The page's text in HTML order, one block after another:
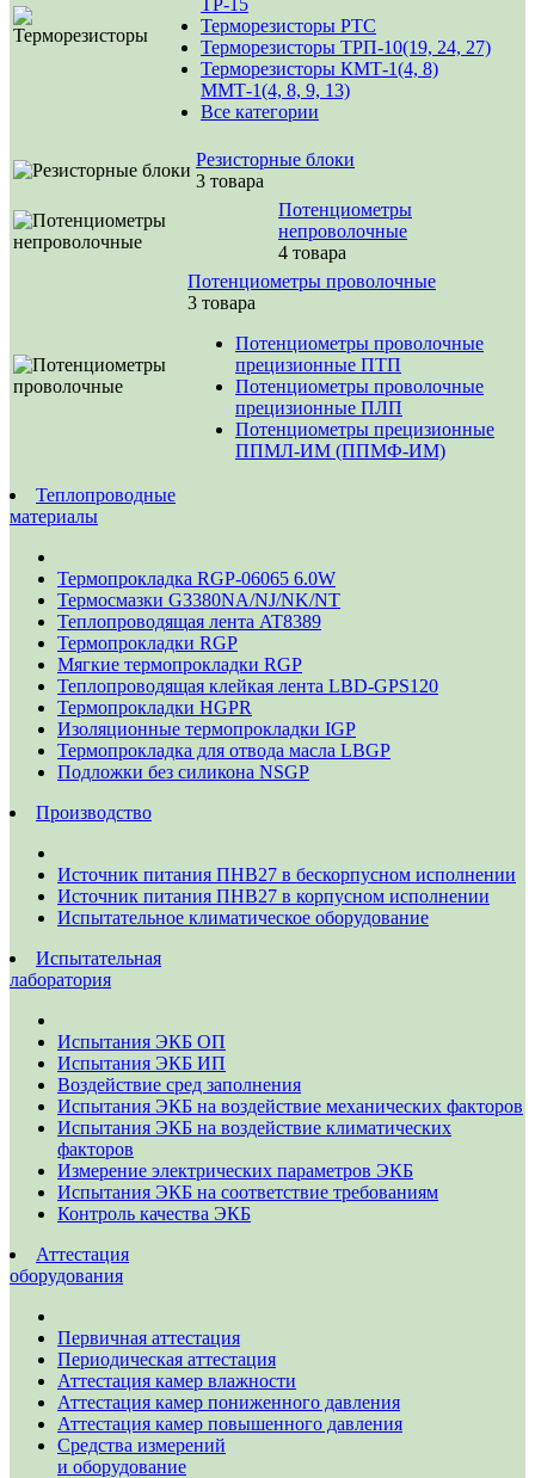
ТР-15
Терморезисторы РТС
Терморезисторы ТРП-10(19, 24, 27)
Терморезисторы КМТ-1(4, 8)
ММТ-1(4, 8, 9, 13)
Все категории
Резисторные блоки
3 товара
Потенциометры
непроволочные
4 товара
Потенциометры проволочные
3 товара
Потенциометры проволочные
прецизионные ПТП
Потенциометры проволочные
прецизионные ПЛП
Потенциометры прецизионные
ППМЛ-ИМ (ППМФ-ИМ)
Теплопроводные
материалы
Термопрокладка RGP-06065 6.0W
Термосмазки G3380NA/NJ/NK/NT
Теплопроводящая лента AT8389
Термопрокладки RGP
Мягкие термопрокладки RGP
Теплопроводящая клейкая лента LBD-GPS120
Термопрокладки HGPR
Изоляционные термопрокладки IGP
Термопрокладка для отвода масла LBGP
Подложки без силикона NSGP
Производство
Источник питания ПНВ27 в бескорпусном исполнении
Источник питания ПНВ27 в корпусном исполнении
Испытательное климатическое оборудование
Испытательная
лаборатория
Испытания ЭКБ ОП
Испытания ЭКБ ИП
Воздействие сред заполнения
Испытания ЭКБ на воздействие механических факторов
Испытания ЭКБ на воздействие климатических
факторов
Измерение электрических параметров ЭКБ
Испытания ЭКБ на соответствие требованиям
Контроль качества ЭКБ
Аттестация
оборудования
Первичная аттестация
Периодическая аттестация
Аттестация камер влажности
Аттестация камер пониженного давления
Аттестация камер повышенного давления
Средства измерений
и оборудование